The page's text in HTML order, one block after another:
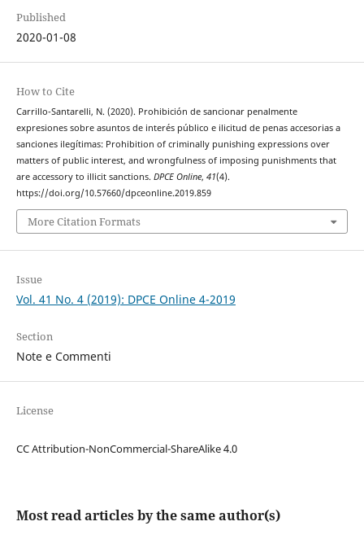
Published
2020-01-08
How to Cite
Carrillo-Santarelli, N. (2020). Prohibición de sancionar penalmente
expresiones sobre asuntos de interés público e ilicitud de penas accesorias a
sanciones ilegítimas: Prohibition of criminally punishing expressions over
matters of public interest, and wrongfulness of imposing punishments that
are accessory to illicit sanctions. DPCE Online, 41(4).
https://doi.org/10.57660/dpceonline.2019.859
More Citation Formats
Issue
Vol. 41 No. 4 (2019): DPCE Online 4-2019
Section
Note e Commenti
License
CC Attribution-NonCommercial-ShareAlike 4.0
Most read articles by the same author(s)